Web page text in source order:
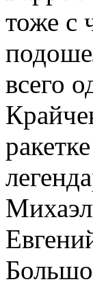
тоже с
всего